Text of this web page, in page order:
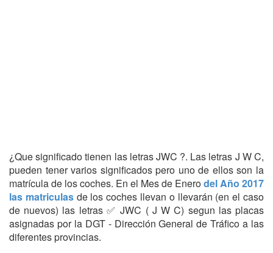
¿Que significado tienen las letras JWC ?. Las letras J W C,
pueden tener varios significados pero uno de ellos son la
matrícula de los coches. En el Mes de Enerodel Año 2017
las matriculas de los coches llevan o llevarán (en el caso
de nuevos) las letras ✅ JWC ( J W C) segun las placas
asignadas por la DGT - Dirección General de Tráfico a las
diferentes provincias.